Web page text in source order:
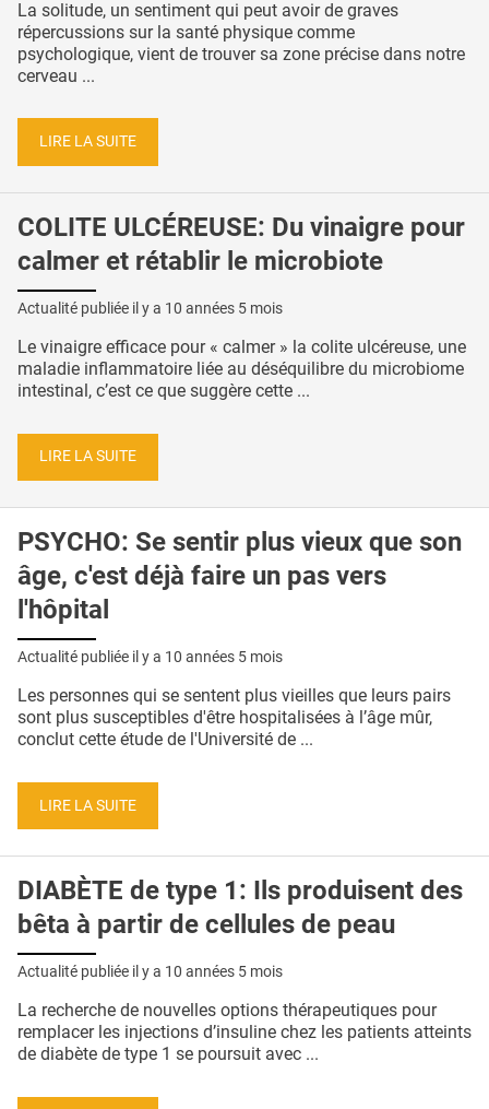
La solitude, un sentiment qui peut avoir de graves
répercussions sur la santé physique comme
psychologique, vient de trouver sa zone précise dans notre
cerveau ...
LIRE LA SUITE
COLITE ULCÉREUSE: Du vinaigre pour
calmer et rétablir le microbiote
Actualité publiée il y a 10 années 5 mois
Le vinaigre efficace pour « calmer » la colite ulcéreuse, une
maladie inflammatoire liée au déséquilibre du microbiome
intestinal, c’est ce que suggère cette ...
LIRE LA SUITE
PSYCHO: Se sentir plus vieux que son
âge, c'est déjà faire un pas vers
l'hôpital
Actualité publiée il y a 10 années 5 mois
Les personnes qui se sentent plus vieilles que leurs pairs
sont plus susceptibles d'être hospitalisées à l’âge mûr,
conclut cette étude de l'Université de ...
LIRE LA SUITE
DIABÈTE de type 1: Ils produisent des
bêta à partir de cellules de peau
Actualité publiée il y a 10 années 5 mois
La recherche de nouvelles options thérapeutiques pour
remplacer les injections d’insuline chez les patients atteints
de diabète de type 1 se poursuit avec ...